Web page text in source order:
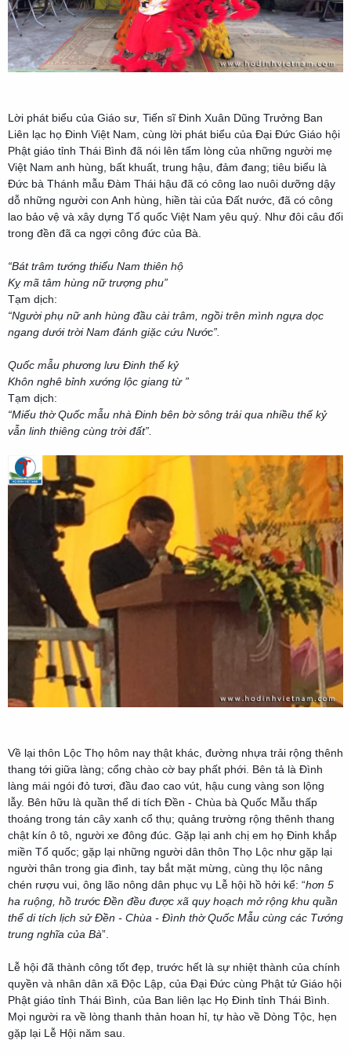
Lời phát biểu của Giáo sư, Tiến sĩ Đinh Xuân Dũng Trưởng Ban
Liên lạc họ Đinh Việt Nam, cùng lời phát biểu của Đại Đức Giáo hội
Phật giáo tỉnh Thái Bình đã nói lên tấm lòng của những người mẹ
Việt Nam anh hùng, bất khuất, trung hậu, đảm đang; tiêu biểu là
Đức bà Thánh mẫu Đàm Thái hậu đã có công lao nuôi dưỡng dậy
dỗ những người con Anh hùng, hiền tài của Đất nước, đã có công
lao bảo vệ và xây dựng Tổ quốc Việt Nam yêu quý. Như đôi câu đối
trong đền đã ca ngợi công đức của Bà.
“Bát trâm tướng thiểu Nam thiên hộ
Kỵ mã tâm hùng nữ trượng phu”
Tạm dịch:
“Người phụ nữ anh hùng đầu cài trâm, ngồi trên mình ngựa dọc
ngang dưới trời Nam đánh giặc cứu Nước”.
Quốc mẫu phương lưu Đinh thế kỷ
Khôn nghê bỉnh xướng lộc giang từ ”
Tạm dịch:
“Miếu thờ Quốc mẫu nhà Đinh bên bờ sông trải qua nhiều thế kỷ
vẫn linh thiêng cùng trời đất”.
Về lại thôn Lộc Thọ hôm nay thật khác, đường nhựa trải rộng thênh
thang tới giữa làng; cổng chào cờ bay phất phới. Bên tả là Đình
làng mái ngói đỏ tươi, đầu đao cao vút, hậu cung vàng son lộng
lẫy. Bên hữu là quần thể di tích Đền - Chùa bà Quốc Mẫu thấp
thoáng trong tán cây xanh cổ thụ; quảng trường rộng thênh thang
chật kín ô tô, người xe đông đúc. Gặp lại anh chị em họ Đinh khắp
miền Tổ quốc; gặp lại những người dân thôn Thọ Lộc như gặp lại
người thân trong gia đình, tay bắt mặt mừng, cùng thụ lộc nâng
chén rượu vui, ông lão nông dân phục vụ Lễ hội hồ hởi kể: “hơn 5
ha ruộng, hồ trước Đền đều được xã quy hoạch mở rộng khu quần
thể di tích lịch sử Đền - Chùa - Đình thờ Quốc Mẫu cùng các Tướng
trung nghĩa của Bà”.
Lễ hội đã thành công tốt đẹp, trước hết là sự nhiệt thành của chính
quyền và nhân dân xã Độc Lập, của Đại Đức cùng Phật tử Giáo hội
Phật giáo tỉnh Thái Bình, của Ban liên lạc Họ Đinh tỉnh Thái Bình.
Mọi người ra về lòng thanh thản hoan hỉ, tự hào về Dòng Tộc, hẹn
gặp lại Lễ Hội năm sau.